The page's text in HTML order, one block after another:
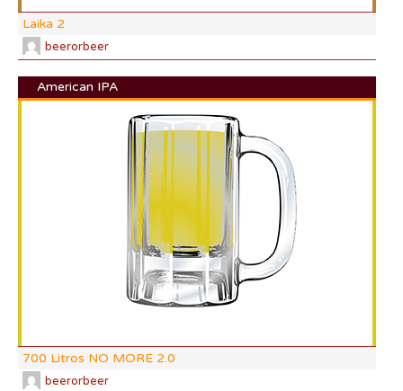
Laika 2
beerorbeer
American IPA
700 Litros NO MORE 2.0
beerorbeer